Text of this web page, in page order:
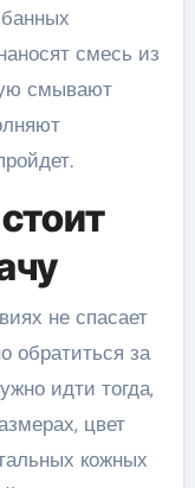
смесь из
смывают
не спасает
обратиться за
идти тогда,
цвет
кожных